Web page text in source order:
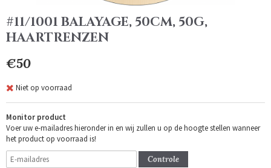
#11/1001 BALAYAGE, 50CM, 50G,
HAARTRENZEN
€50
Niet op voorraad
Monitor product
Voer uw e-mailadres hieronder in en wij zullen u op de hoogte stellen wanneer
het product op voorraad is!
Controle